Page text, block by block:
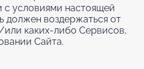
с условиями настоящей
должен воздержаться от
или каких-либо Сервисов,
Сайта.